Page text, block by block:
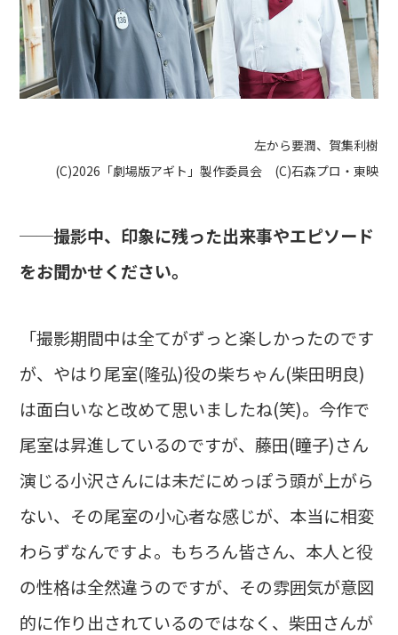
左から要潤、賀集利樹
(C)2026「劇場版アギト」製作委員会 (C)石森プロ・東映
──撮影中、印象に残った出来事やエピソード
をお聞かせください。
「撮影期間中は全てがずっと楽しかったのです
が、やはり尾室(隆弘)役の柴ちゃん(柴田明良)
は面白いなと改めて思いましたね(笑)。今作で
尾室は昇進しているのですが、藤田(瞳子)さん
演じる小沢さんには未だにめっぽう頭が上がら
ない、その尾室の小心者な感じが、本当に相変
わらずなんですよ。もちろん皆さん、本人と役
の性格は全然違うのですが、その雰囲気が意図
的に作り出されているのではなく、柴田さんが